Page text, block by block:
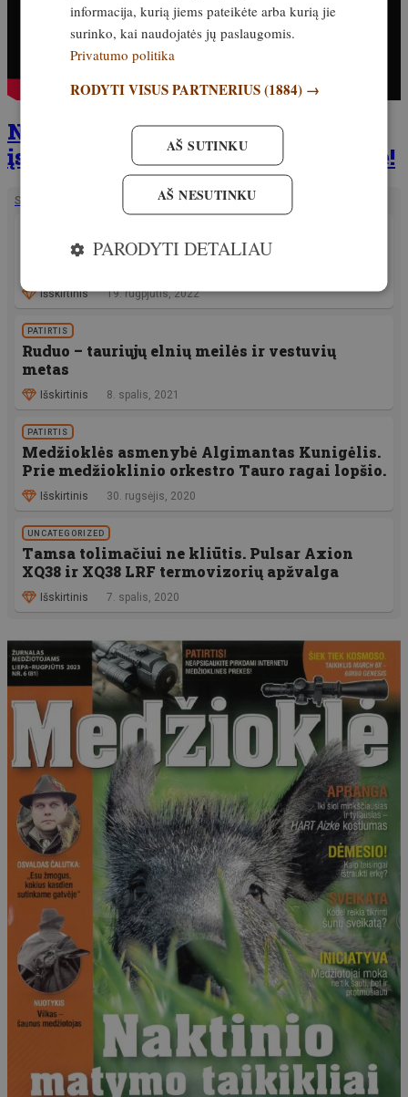
Naująjį žurnalo numerį jau galima
įsigyti spaudos vietose ir internete!
SUSIJĘ STRAIPSNIAI
LMD: Siūlomas pakeitimas viršija įstatymais
Išskirtinis 19. rugpjūtis, 2022
PATIRTIS
Ruduo – tauriųjų elnių meilės ir vestuvių
metas
Išskirtinis 8. spalis, 2021
PATIRTIS
Medžioklės asmenybė Algimantas Kunigėlis.
Prie medžioklinio orkestro Tauro ragai lopšio.
Išskirtinis 30. rugsėjis, 2020
UNCATEGORIZED
Tamsa tolimačiui ne kliūtis. Pulsar Axion
XQ38 ir XQ38 LRF termovizorių apžvalga
Išskirtinis 7. spalis, 2020
informacija, kurią jiems pateikėte arba kurią jie
surinko, kai naudojatės jų paslaugomis.
Privatumo politika
RODYTI VISUS PARTNERIUS(1884) →
AŠ SUTINKU
AŠ NESUTINKU
PARODYTI DETALIAU